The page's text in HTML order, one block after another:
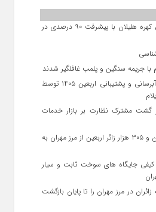
پروژه سازه سنگی و ملاتی کهره هلیلان با پیشرفت ۹۰ درصدی در
با جریمه سنگین و پلمب غافلگیر شدند
تجلیل از رانندگان ناوگان آبرسانی و پشتیبانی اربعین ۱۴۰۵ توسط
در گشت مشترک نظارت بر بازار خدمات
بازگشت بیش از یک میلیون و ۳۰۵ هزار زائر اربعین از مرز مهران به
کیفی جایگاه‌ های سوخت ثابت و سیار
در مرز مهران را تا پایان بازگشت